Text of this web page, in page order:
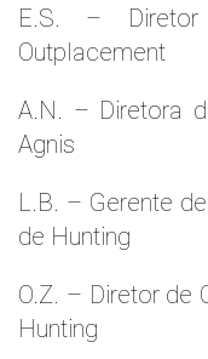
E.S. –
Outplacement
A.N. – Diretora
Agnis
L.B. – Gerente
de Hunting
O.Z. – Diretor de
Hunting